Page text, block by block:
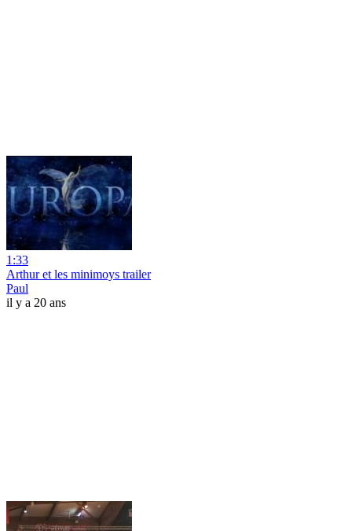
1:33
Arthur et les minimoys trailer
Paul
il y a 20 ans